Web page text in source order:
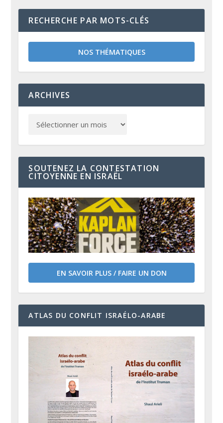
RECHERCHE PAR MOTS-CLÉS
NOS THÉMATIQUES
ARCHIVES
SOUTENEZ LA CONTESTATION
CITOYENNE EN ISRAËL
EN SAVOIR PLUS / FAIRE UN DON
ATLAS DU CONFLIT ISRAÉLO-ARABE